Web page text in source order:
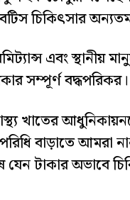
চিকিৎসার
এবং স্থানীয়
সম্পূর্ণ বদ্ধপরিকর।
খাতের
বাড়াতে আমরা
টাকার অভাবে